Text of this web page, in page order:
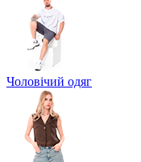
Чоловічий одяг